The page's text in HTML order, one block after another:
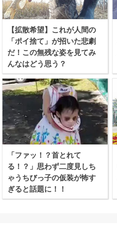
【拡散希望】これが人間の
「ポイ捨て」が招いた悲劇
だ！この無残な姿を見てみ
んなはどう思う？
「ファッ！？首とれて
る！？」思わず二度見しち
ゃうちびっ子の仮装が怖す
ぎると話題に！！